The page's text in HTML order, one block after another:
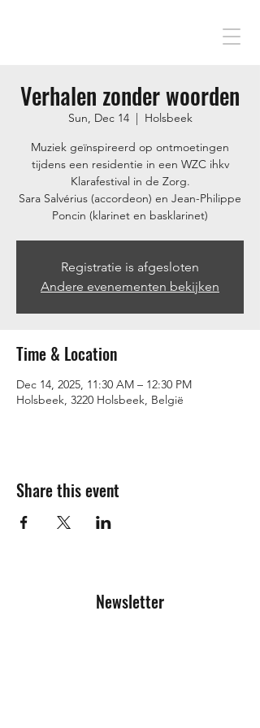
Verhalen zonder woorden
Sun, Dec 14
  |
Holsbeek
Muziek geïnspireerd op ontmoetingen
tijdens een residentie in een WZC ihkv
Klarafestival in de Zorg.
Sara Salvérius (accordeon) en Jean-Philippe
Poncin (klarinet en basklarinet)
Registratie is afgesloten
Andere evenementen bekijken
Time & Location
Dec 14, 2025, 11:30 AM – 12:30 PM
Holsbeek, 3220 Holsbeek, België
Share this event
Newsletter